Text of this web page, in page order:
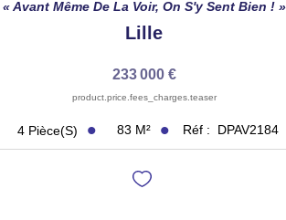
Avant Même De La Voir, On S'y Sent Bien !
Lille
233 000 €
product.price.fees_charges.teaser
4 Pièce(s) 83 M² Réf : DPAV2184